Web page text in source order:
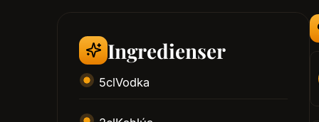
Ingredienser
5clVodka